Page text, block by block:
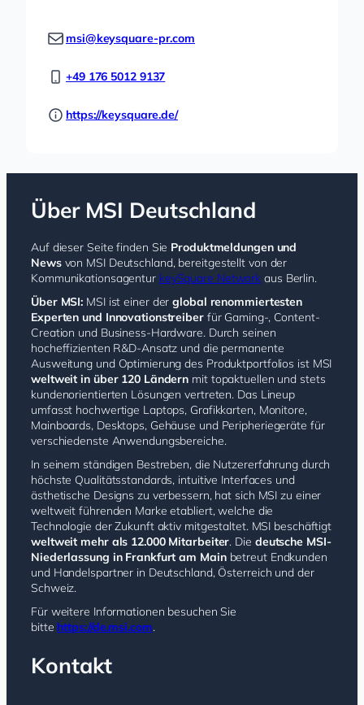
msi@keysquare-pr.com
+49 176 5012 9137
https://keysquare.de/
Über MSI Deutschland
Auf dieser Seite finden Sie Produktmeldungen und
Newsvon MSI Deutschland, bereitgestellt von der
Kommunikationsagentur keySquare Network aus Berlin.
Über MSI: MSI ist einer derglobal renommiertesten
Experten und Innovationstreiber für Gaming-, Content-
Creation und Business-Hardware. Durch seinen
hocheffizienten R&D-Ansatz und die permanente
Ausweitung und Optimierung des Produktportfolios ist MSI
weltweit in über 120 Ländern mit topaktuellen und stets
kundenorientierten Lösungen vertreten. Das Lineup
umfasst hochwertige Laptops, Grafikkarten, Monitore,
Mainboards, Desktops, Gehäuse und Peripheriegeräte für
verschiedenste Anwendungsbereiche.
In seinem ständigen Bestreben, die Nutzererfahrung durch
höchste Qualitätsstandards, intuitive Interfaces und
ästhetische Designs zu verbessern, hat sich MSI zu einer
weltweit führenden Marke etabliert, welche die
Technologie der Zukunft aktiv mitgestaltet. MSI beschäftigt
weltweit mehr als 12.000 Mitarbeiter. Die deutsche MSI-
Niederlassung in Frankfurt am Mainbetreut Endkunden
und Handelspartner in Deutschland, Österreich und der
Schweiz.
Für weitere Informationen besuchen Sie
bitte https://de.msi.com.
Kontakt